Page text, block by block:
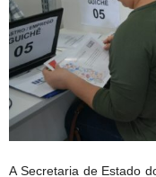
A Secretaria de Estado